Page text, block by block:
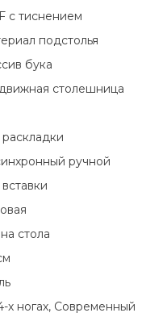
с тиснением
подстолья
бука
столешница
ручной
стола
х ногах, Современный